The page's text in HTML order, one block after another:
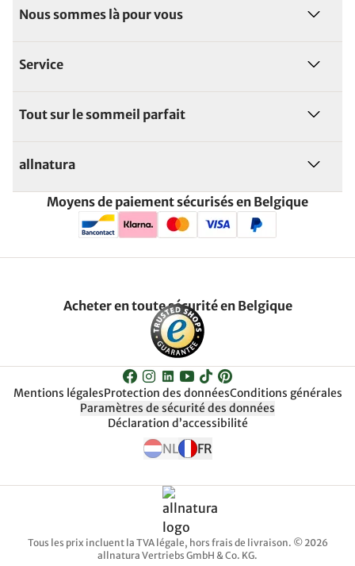
Nous sommes là pour vous
Service
Tout sur le sommeil parfait
allnatura
Moyens de paiement sécurisés en Belgique
Acheter en toute sécurité en Belgique
Mentions légalesProtection des donnéesConditions générales
Paramètres de sécurité des données
Déclaration d’accessibilité
NL FR
Tous les prix incluent la TVA légale, hors frais de livraison. © 2026
allnatura Vertriebs GmbH & Co. KG.